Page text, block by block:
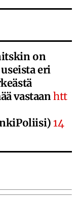
on
eri
vastaanhtt
14